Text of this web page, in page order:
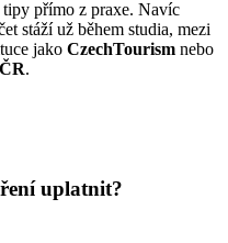
přímo z praxe. Navíc
stáží už během studia, mezi
jako CzechTourism nebo
.
uplatnit?